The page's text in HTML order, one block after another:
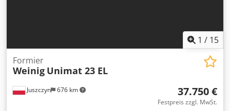
1 / 15
Juszczyn 676 km
Formier
Weinig Unimat 23 EL
37.750 €
Festpreis zzgl. MwSt.